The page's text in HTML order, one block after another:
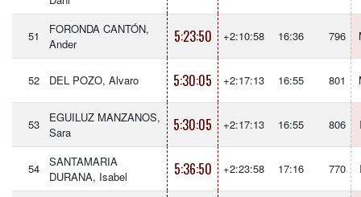
51
FORONDA CANTÓN,
Ander
5:23:50 +2:10:58 16:36 796
52 DEL POZO, Alvaro 5:30:05 +2:17:13 16:55 801
53
EGUILUZ MANZANOS,
Sara
5:30:05 +2:17:13 16:55 806
54
SANTAMARIA
DURANA, Isabel
5:36:50 +2:23:58 17:16 770